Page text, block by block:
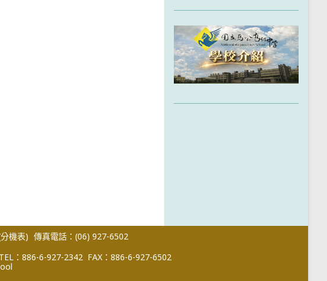
機表) 傳真電話：(06) 927-6502
TEL：886-6-927-2342 FAX：886-6-927-6502